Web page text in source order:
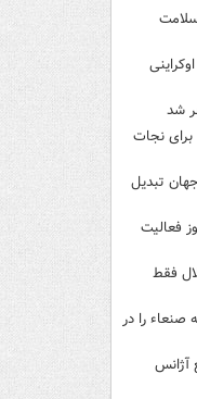
سلامت
شد
برای نجات
تبدیل
فعالیت
فقط
را در
آژانس